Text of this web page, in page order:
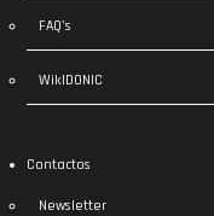
FAQ’s
WikIDONIC
Contactos
Newsletter